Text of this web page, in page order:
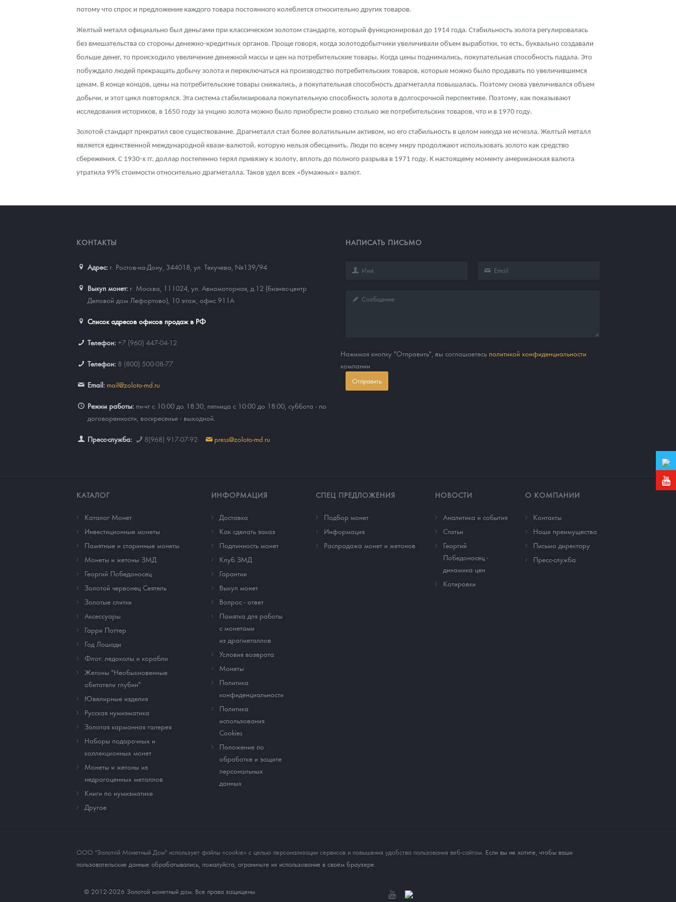
Золотые слитки
Аксессуары
Гарри Поттер
Год Лошади
Флот: ледоколы и корабли
Жетоны "Необыкновенные обитатели глубин"
Ювелирные изделия
Наборы подарочных и коллекционных монет
Монеты и жетоны из недрагоценных металлов
Книги по нумизматике
Выкуп серебряных монет
Вопрос - ответ
Памятка для работы с монетами из драгметаллов
Условия возврата
Монеты
Политика конфиденциальности
Политика использования Cookies
Положение по обработке и защите персональных данных
Георгий Победоносец - динамика цен
Лом выкуп
Скупка слитков
О нас
Наши преимущества
Письмо директору
Пресс-служба
потому что спрос и предложение каждого товара постоянного колеблется относительно других товаров.
Желтый металл официально был деньгами при классическом золотом стандарте, который функционировал до 1914 года. Стабильность золота регулировалась
без вмешательства со стороны денежно-кредитных органов. Проще говоря, когда золотодобытчики увеличивали объем выработки, то есть, буквально создавали
больше денег, то происходило увеличение денежной массы и цен на потребительские товары. Когда цены поднимались, покупательная способность падала. Это
побуждало людей прекращать добычу золота и переключаться на производство потребительских товаров, которые можно было продавать по увеличившимся
ценам. В конце концов, цены на потребительские товары снижались, а покупательная способность драгметалла повышалась. Поэтому снова увеличивался объем
добычи, и этот цикл повторялся. Эта система стабилизировала покупательную способность золота в долгосрочной перспективе. Поэтому, как показывают
исследования историков, в 1650 году за унцию золота можно было приобрести ровно столько же потребительских товаров, что и в 1970 году.
Золотой стандарт прекратил свое существование. Драгметалл стал более волатильным активом, но его стабильность в целом никуда не исчезла. Желтый металл
является единственной международной квази-валютой, которую нельзя обесценить. Люди по всему миру продолжают использовать золото как средство
сбережения. С 1930-х гг. доллар постепенно терял привязку к золоту, вплоть до полного разрыва в 1971 году. К настоящему моменту американская валюта
утратила 99% стоимости относительно драгметалла. Таков удел всех «бумажных» валют.
КОНТАКТЫ
Адрес: г. Ростов-на-Дону, 344018 ул. Текучева, №139/94
Выкуп монет: г. Москва, 111024, ул. Авиамоторная, д.12 (бизнес-центр
Деловой дом Лефортово), 10 этаж, офис 911А
Список адресов офисов продаж в РФ
Телефон: +7 (960) 447-04-12
Телефон: 8 (800) 500-08-77
Email: mail@zoloto-md.ru
Режим работы: пн-чт с 10:00 до 18:30, пятница с 10:00 до 18:00, суббота - по
договоренности, воскресенье - выходной.
Пресс-служба: 8(968) 917-07-92 press@zoloto-md.ru
НАПИСАТЬ ПИСЬМО
Нажимая кнопку "Отправить", вы соглашаетесь политикой конфиденциальности
компании.
Отправить
КАТАЛОГ
Каталог Монет
Инвестиционные монеты
Памятные и старинные монеты
Монеты и жетоны ЗМД
Георгий Победоносец
Золотой червонец Сеятель
Золотые слитки
Аксессуары
Гарри Поттер
Год Лошади
Флот: ледоколы и корабли
Жетоны "Необыкновенные
обитатели глубин"
Ювелирные изделия
Русская нумизматика
Золотая карманная галерея
Наборы подарочных и
коллекционных монет
Монеты и жетоны из
недрагоценных металлов
Книги по нумизматике
Другое
ИНФОРМАЦИЯ
Доставка
Как сделать заказ
Подлинность монет
Клуб ЗМД
Гарантии
Выкуп монет
Вопрос - ответ
Памятка для работы
с монетами
из драгметаллов
Условия возврата
Монеты
Политика
конфиденциальности
Политика
использования
Cookies
Положение по
обработке и защите
персональных
данных
СПЕЦ ПРЕДЛОЖЕНИЯ
Подбор монет
Информация
Распродажа монет и жетонов
НОВОСТИ
Аналитика и события
Cтатьи
Георгий
Победоносец -
динамика цен
Котировки
О КОМПАНИИ
Контакты
Наши преимущества
Письмо директору
Пресс-служба
ООО "Золотой Монетный Дом" использует файлы «cookie» с целью персонализации сервисов и повышения удобства пользования веб-сайтом . Если вы не хотите, чтобы ваши
пользовательские данные обрабатывались, пожалуйста, ограничьте их использование в своём браузере.
© 2012-2026 Золотой монетный дом. Все права защищены